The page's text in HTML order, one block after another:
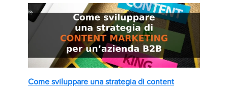
Come sviluppare una strategia di content